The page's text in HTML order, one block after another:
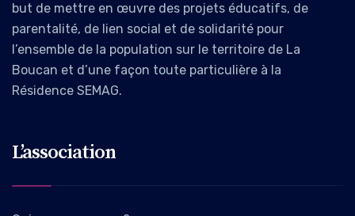
but de mettre en œuvre des projets éducatifs, de
parentalité, de lien social et de solidarité pour
l’ensemble de la population sur le territoire de La
Boucan et d’une façon toute particulière à la
Résidence SEMAG.
L’association